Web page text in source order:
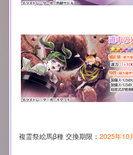
複霊祭絵馬β種 交換期限： 2025年10